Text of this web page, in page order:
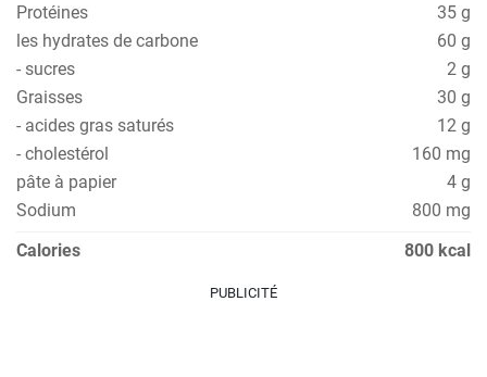
Protéines
35 g
les hydrates de carbone
60 g
- sucres
2 g
Graisses
30 g
- acides gras saturés
12 g
- cholestérol
160 mg
pâte à papier
4 g
Sodium
800 mg
Calories
800 kcal
PUBLICITÉ